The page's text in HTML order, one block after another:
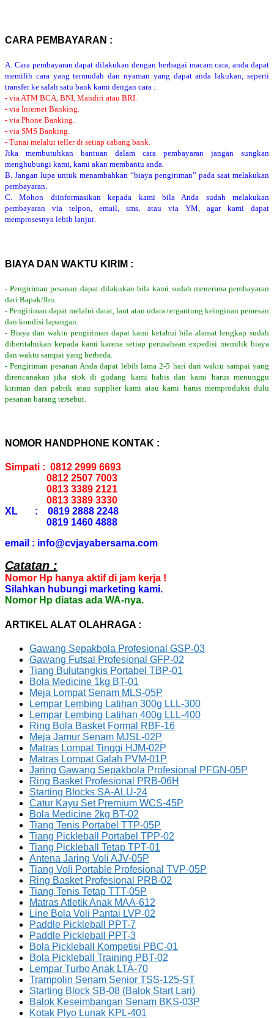
CARA PEMBAYARAN :
A. Cara pembayaran dapat dilakukan dengan berbagai macam cara, anda dapat
memilih cara yang termudah dan nyaman yang dapat anda lakukan, seperti
transfer ke salah satu bank kami dengan cara :
- via ATM BCA, BNI, Mandiri atau BRI.
- via Internet Banking.
- via Phone Banking.
- via SMS Banking.
- Tunai melalui teller di setiap cabang bank.
Jika membutuhkan bantuan dalam cara pembayaran jangan sungkan
menghubungi kami, kami akan membantu anda.
B. Jangan lupa untuk menambahkan “biaya pengiriman” pada saat melakukan
pembayaran.
C. Mohon diinformasikan kepada kami bila Anda sudah melakukan
pembayaran via telpon, email, sms, atau via YM, agar kami dapat
memprosesnya lebih lanjut.
BIAYA DAN WAKTU KIRIM :
- Pengiriman pesanan dapat dilakukan bila kami sudah menerima pembayaran
dari Bapak/Ibu.
- Pengiriman dapat melalui darat, laut atau udara tergantung keinginan pemesan
dan kondisi lapangan.
- Biaya dan waktu pengiriman dapat kami ketahui bila alamat lengkap sudah
diberitahukan kepada kami karena setiap perusahaan expedisi memilik biaya
dan waktu sampai yang berbeda.
- Pengiriman pesanan Anda dapat lebih lama 2-5 hari dari waktu sampai yang
direncanakan jika stok di gudang kami habis dan kami harus menunggu
kiriman dari pabrik atau supplier kami atau kami harus memproduksi dulu
pesanan barang tersebut.
NOMOR HANDPHONE KONTAK :
Simpati : 0812 2999 6693
0812 2507 7003
0813 3389 2121
0813 3389 3330
XL : 0819 2888 2248
0819 1460 4888
email : info@cvjayabersama.com
Catatan :
Nomor Hp hanya aktif di jam kerja !
Silahkan hubungi marketing kami.
Nomor Hp diatas ada WA-nya.
ARTIKEL ALAT OLAHRAGA :
Gawang Sepakbola Profesional GSP-03
Gawang Futsal Profesional GFP-02
Tiang Bulutangkis Portabel TBP-01
Bola Medicine 1kg BT-01
Meja Lompat Senam MLS-05P
Lempar Lembing Latihan 300g LLL-300
Lempar Lembing Latihan 400g LLL-400
Ring Bola Basket Formal RBF-16
Meja Jamur Senam MJSL-02P
Matras Lompat Tinggi HJM-02P
Matras Lompat Galah PVM-01P
Jaring Gawang Sepakbola Profesional PFGN-05P
Ring Basket Profesional PRB-06H
Starting Blocks SA-ALU-24
Catur Kayu Set Premium WCS-45P
Bola Medicine 2kg BT-02
Tiang Tenis Portabel TTP-05P
Tiang Pickleball Portabel TPP-02
Tiang Pickleball Tetap TPT-01
Antena Jaring Voli AJV-05P
Tiang Voli Portable Profesional TVP-05P
Ring Basket Profesional PRB-02
Tiang Tenis Tetap TTT-05P
Matras Atletik Anak MAA-612
Line Bola Voli Pantai LVP-02
Paddle Pickleball PPT-7
Paddle Pickleball PPT-3
Bola Pickleball Kompetisi PBC-01
Bola Pickleball Training PBT-02
Lempar Turbo Anak LTA-70
Trampolin Senam Senior TSS-125-ST
Starting Block SB-08 (Balok Start Lari)
Balok Keseimbangan Senam BKS-03P
Kotak Plyo Lunak KPL-401